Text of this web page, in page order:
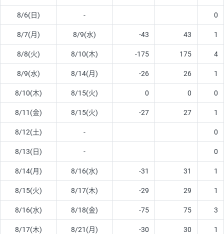
8/6(日) - 0
8/7(月) 8/9(水) -43 43 1
8/8(火) 8/10(木) -175 175 4
8/9(水) 8/14(月) -26 26 1
8/10(木) 8/15(火) 0 0 0
8/11(金) 8/15(火) -27 27 1
8/12(土) - 0
8/13(日) - 0
8/14(月) 8/16(水) -31 31 1
8/15(火) 8/17(木) -29 29 1
8/16(水) 8/18(金) -75 75 3
8/17(木) 8/21(月) -30 30 1